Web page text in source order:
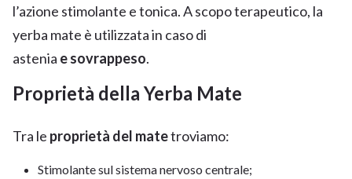
l’azione stimolante e tonica. A scopo terapeutico, la
yerba mate è utilizzata in caso di
astenia e sovrappeso.
Proprietà della Yerba Mate
Tra le proprietà del matetroviamo:
Stimolante sul sistema nervoso centrale;